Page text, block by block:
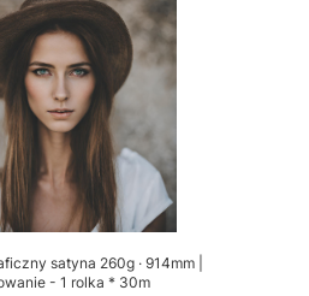
satyna 260g · 914mm |
- 1 rolka * 30m